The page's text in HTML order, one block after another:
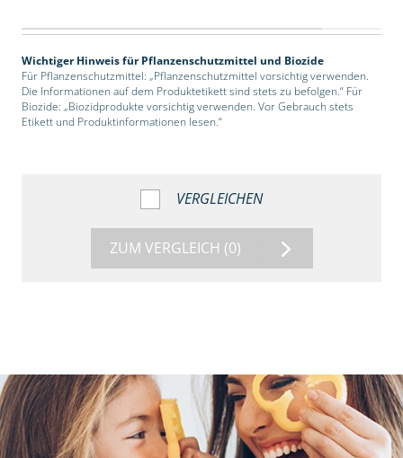
Wichtiger Hinweis für Pflanzenschutzmittel und Biozide
Für Pflanzenschutzmittel: „Pflanzenschutzmittel vorsichtig verwenden.
Die Informationen auf dem Produktetikett sind stets zu befolgen.“ Für
Biozide: „Biozidprodukte vorsichtig verwenden. Vor Gebrauch stets
Etikett und Produktinformationen lesen.“
VERGLEICHEN
ZUM VERGLEICH (0)